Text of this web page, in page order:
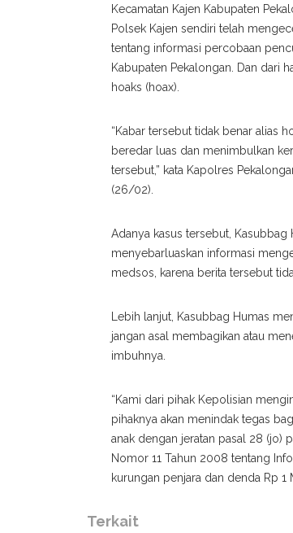
Kecamatan Kajen Kabupaten
Polsek Kajen sendiri telah
tentang informasi percobaan
Kabupaten Pekalongan. Dan dari
hoaks (hoax).
“Kabar tersebut tidak benar alias
beredar luas dan menimbulkan
tersebut,” kata Kapolres
(26/02).
Adanya kasus tersebut,
menyebarluaskan informasi
medsos, karena berita tersebut
Lebih lanjut, Kasubbag Humas
jangan asal membagikan atau
imbuhnya.
“Kami dari pihak Kepolisian
pihaknya akan menindak tegas
anak dengan jeratan pasal 28 (jo)
Nomor 11 Tahun 2008 tentang
kurungan penjara dan denda Rp 1
Terkait